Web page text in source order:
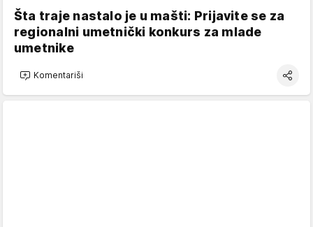
Šta traje nastalo je u mašti: Prijavite se za
regionalni umetnički konkurs za mlade
umetnike
Komentariši